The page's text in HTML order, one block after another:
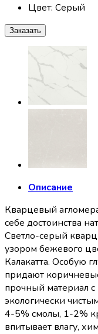
Цвет: Серый
Заказать
Описание
Кварцевый
себе достоинства
Светло-серый
узором бежевого
Калакатта. Особую
придают
прочный материал
экологически
4-5% смолы, 1-2%
впитывает влагу,